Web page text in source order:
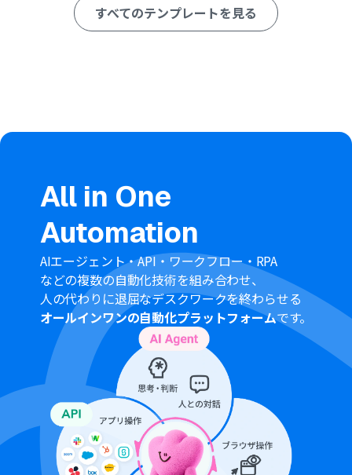
テキストの内容やトーンを調整するために、アクションの
種類、AIへの指示（プロンプト）、出力言語などを任意で
Typeform、SlackのそれぞれとYoomを連携してくださ
すべてのテンプレートを見る
All in One
Automation
AIエージェント・API・ワークフロー・RPA
などの複数の自動化技術を組み合わせ、
人の代わりに退屈なデスクワークを終わらせる
オールインワンの自動化プラットフォームです。